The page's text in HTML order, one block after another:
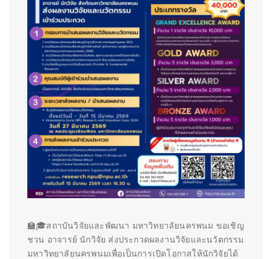
🏫🎓สถาบันวิจัยและพัฒนา มหาวิทยาลัยนครพนม ขอเชิญ
ชวน อาจารย์ นักวิจัย ส่งประกวดผลงานวิจัยและนวัตกรรม
มหาวิทยาลัยนครพนมเพื่อเป็นการเปิดโอกาสให้นักวิจัยได้